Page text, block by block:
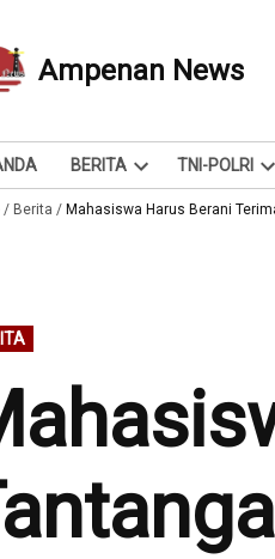
Ampenan News
Berita dan Info
BERITA
Open
dropdown
TNI-POLRI
/ Berita / Mahasiswa Harus Berani